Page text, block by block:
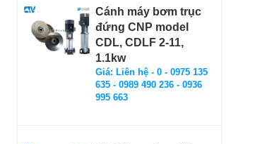
Cánh máy bơm trục
đứng CNP model
CDL, CDLF 2-11,
1.1kw
Giá: Liên hệ - 0 - 0975 135
635 - 0989 490 236 - 0936
995 663